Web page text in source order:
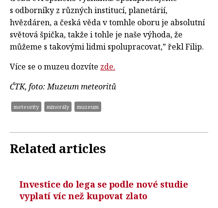
s odborníky z různých institucí, planetárií,
hvězdáren, a česká věda v tomhle oboru je absolutní
světová špička, takže i tohle je naše výhoda, že
můžeme s takovými lidmi spolupracovat,” řekl Filip.
Více se o muzeu dozvíte zde.
ČTK, foto: Muzeum meteoritů
meteority minerály muzeum
Related articles
Investice do lega se podle nové studie
vyplatí víc než kupovat zlato